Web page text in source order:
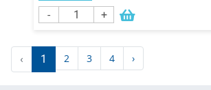
- +
‹ 1 2 3 4 ›